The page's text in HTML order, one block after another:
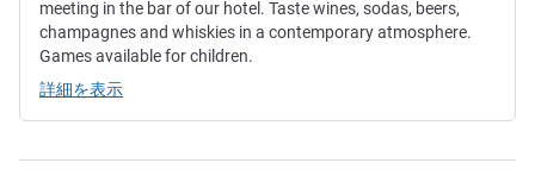
meeting in the bar of our hotel. Taste wines, sodas, beers,
champagnes and whiskies in a contemporary atmosphere.
Games available for children.
詳細を表示